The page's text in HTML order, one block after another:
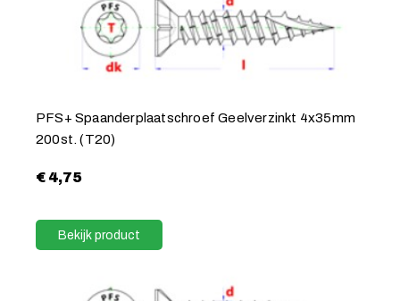
PFS+ Spaanderplaatschroef Geelverzinkt 4x35mm
200st. (T20)
€4,75
Bekijk product